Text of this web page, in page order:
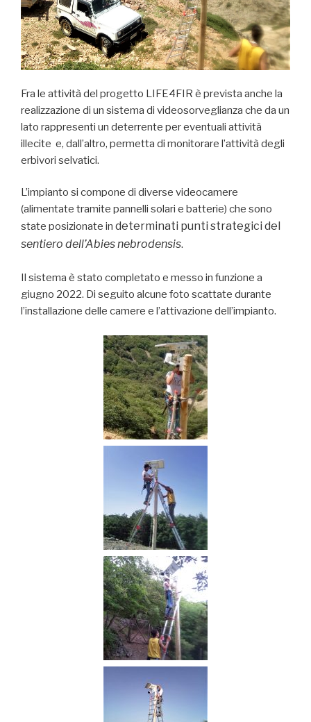
Fra le attività del progetto LIFE4FIR è prevista anche la
realizzazione di un sistema di videosorveglianza che da un
lato rappresenti un deterrente per eventuali attività
illecite e, dall’altro, permetta di monitorare l’attività degli
erbivori selvatici.
L’impianto si compone di diverse videocamere
(alimentate tramite pannelli solari e batterie) che sono
state posizionate in determinati punti strategici del
sentiero dell’Abies nebrodensis.
Il sistema è stato completato e messo in funzione a
giugno 2022. Di seguito alcune foto scattate durante
l’installazione delle camere e l’attivazione dell’impianto.